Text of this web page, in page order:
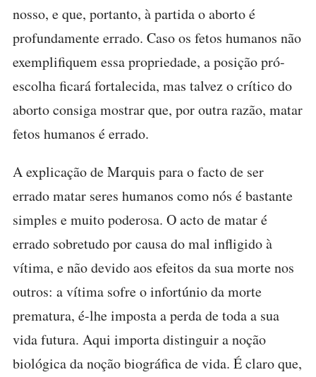
nosso, e que, portanto, à partida o aborto é
profundamente errado. Caso os fetos humanos não
exemplifiquem essa propriedade, a posição pró-
escolha ficará fortalecida, mas talvez o crítico do
aborto consiga mostrar que, por outra razão, matar
fetos humanos é errado.
A explicação de Marquis para o facto de ser
errado matar seres humanos como nós é bastante
simples e muito poderosa. O acto de matar é
errado sobretudo por causa do mal infligido à
vítima, e não devido aos efeitos da sua morte nos
outros: a vítima sofre o infortúnio da morte
prematura, é-lhe imposta a perda de toda a sua
vida futura. Aqui importa distinguir a noção
biológica da noção biográfica de vida. É claro que,